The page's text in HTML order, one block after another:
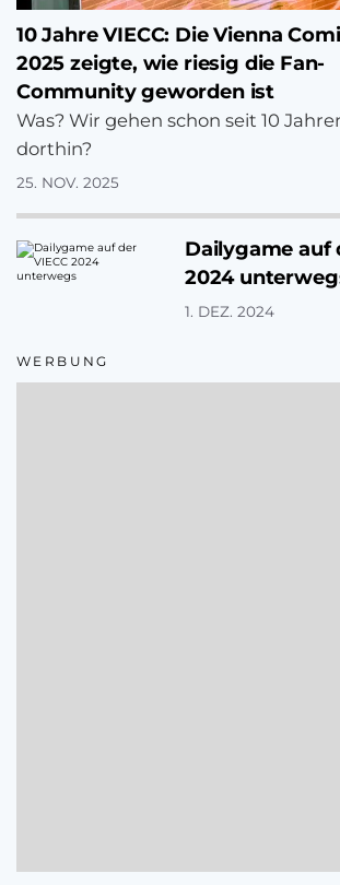
10 Jahre VIECC: Die Vienna
2025 zeigte, wie riesig die Fan-
Community geworden ist
25. NOV. 2025
Was? Wir gehen schon seit 10
dorthin?
Dailygame auf
2024
1. DEZ. 2024
WERBUNG